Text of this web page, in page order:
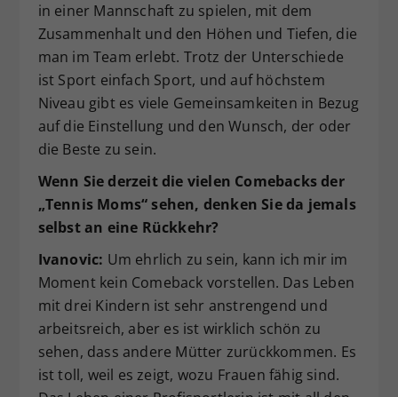
in einer Mannschaft zu spielen, mit dem
Zusammenhalt und den Höhen und Tiefen, die
man im Team erlebt. Trotz der Unterschiede
ist Sport einfach Sport, und auf höchstem
Niveau gibt es viele Gemeinsamkeiten in Bezug
auf die Einstellung und den Wunsch, der oder
die Beste zu sein.
Wenn Sie derzeit die vielen Comebacks der
„Tennis Moms“ sehen, denken Sie da jemals
selbst an eine Rückkehr?
Ivanovic: Um ehrlich zu sein, kann ich mir im
Moment kein Comeback vorstellen. Das Leben
mit drei Kindern ist sehr anstrengend und
arbeitsreich, aber es ist wirklich schön zu
sehen, dass andere Mütter zurückkommen. Es
ist toll, weil es zeigt, wozu Frauen fähig sind.